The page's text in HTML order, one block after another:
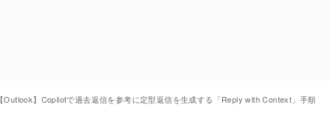
【Outlook】Copilotで過去返信を参考に定型返信を生成する「Reply with Context」手順